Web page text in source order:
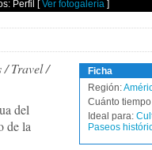
Perfil [Ver fotogalería ]
Ficha
Región:
Cuánto
Ideal para:
Paseos
/ Travel /
del
de la